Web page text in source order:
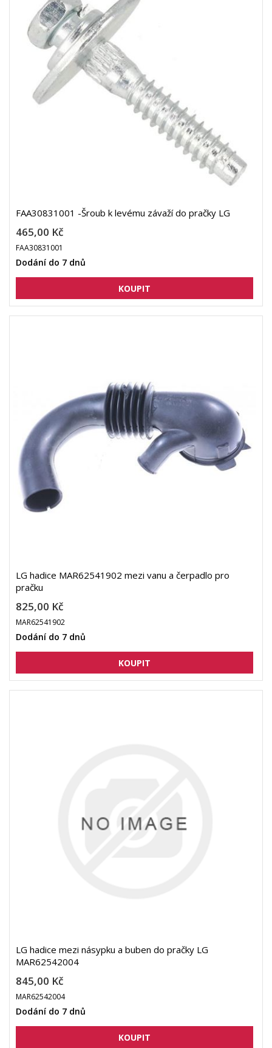
FAA30831001 -Šroub k levému závaží do pračky LG
465,00 Kč
FAA30831001
Dodání do 7 dnů
LG hadice MAR62541902 mezi vanu a čerpadlo pro
pračku
825,00 Kč
MAR62541902
Dodání do 7 dnů
LG hadice mezi násypku a buben do pračky LG
MAR62542004
845,00 Kč
MAR62542004
Dodání do 7 dnů